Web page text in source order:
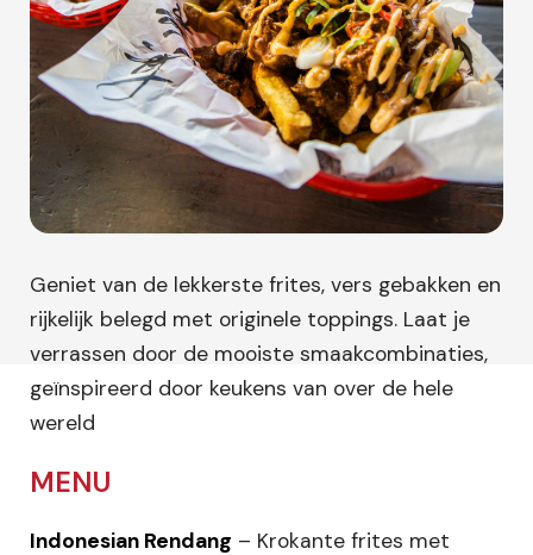
Geniet van de lekkerste frites, vers gebakken en
rijkelijk belegd met originele toppings. Laat je
verrassen door de mooiste smaakcombinaties,
geïnspireerd door keukens van over de hele
wereld
MENU
Indonesian Rendang – Krokante frites met